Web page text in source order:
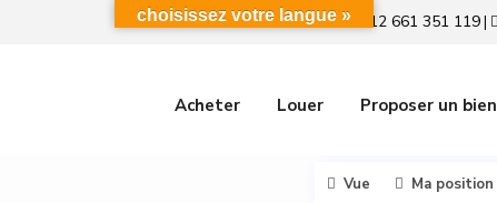
+212 661 351 119|
Acheter Louer Proposer un bien
Vue Ma position
choisissez votre langue »